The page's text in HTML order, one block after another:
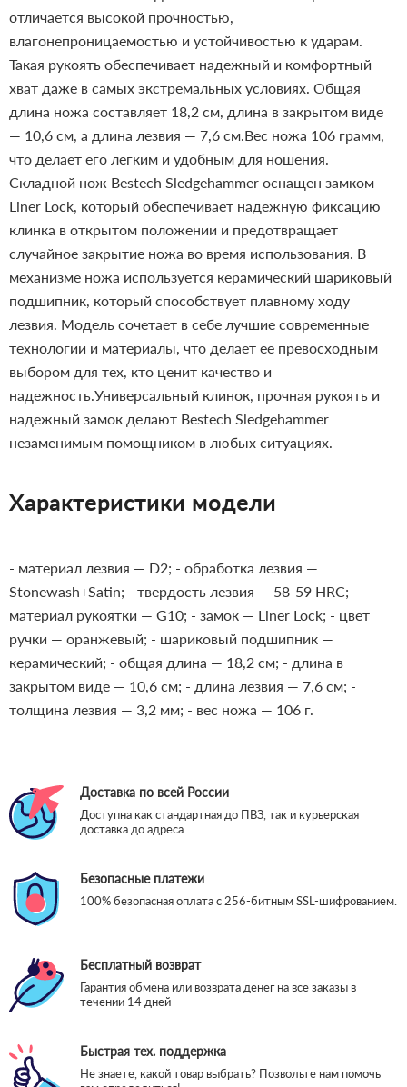
отличается высокой прочностью,
влагонепроницаемостью и устойчивостью к ударам.
Такая рукоять обеспечивает надежный и комфортный
хват даже в самых экстремальных условиях. Общая
длина ножа составляет 18,2 см, длина в закрытом виде
— 10,6 см, а длина лезвия — 7,6 см.Вес ножа 106 грамм,
что делает его легким и удобным для ношения.
Складной нож Bestech Sledgehammer оснащен замком
Liner Lock, который обеспечивает надежную фиксацию
клинка в открытом положении и предотвращает
случайное закрытие ножа во время использования. В
механизме ножа используется керамический шариковый
подшипник, который способствует плавному ходу
лезвия. Модель сочетает в себе лучшие современные
технологии и материалы, что делает ее превосходным
выбором для тех, кто ценит качество и
надежность.Универсальный клинок, прочная рукоять и
надежный замок делают Bestech Sledgehammer
незаменимым помощником в любых ситуациях.
Характеристики модели
- материал лезвия — D2; - обработка лезвия —
Stonewash+Satin; - твердость лезвия — 58-59 HRC; -
материал рукоятки — G10; - замок — Liner Lock; - цвет
ручки — оранжевый; - шариковый подшипник —
керамический; - общая длина — 18,2 см; - длина в
закрытом виде — 10,6 см; - длина лезвия — 7,6 см; -
толщина лезвия — 3,2 мм; - вес ножа — 106 г.
Доставка по всей России
Доступна как стандартная до ПВЗ, так и курьерская
доставка до адреса.
Безопасные платежи
100% безопасная оплата с 256-битным SSL-шифрованием.
Бесплатный возврат
Гарантия обмена или возврата денег на все заказы в
течении 14 дней
Быстрая тех. поддержка
Не знаете, какой товар выбрать? Позвольте нам помочь